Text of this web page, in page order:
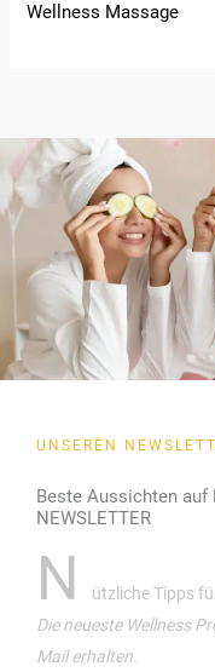
Wellness Massage
UNSEREN
Beste Aussichten
NEWSLETTER
N
ützliche Tipps
Die neueste Wellness
Mail erhalten.